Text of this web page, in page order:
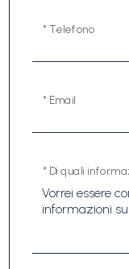
* Telefono
* Email
* Di quali